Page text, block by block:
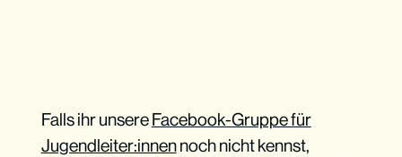
Falls ihr unsereFacebook-Gruppe für
Jugendleiter:innennoch nicht kennst,